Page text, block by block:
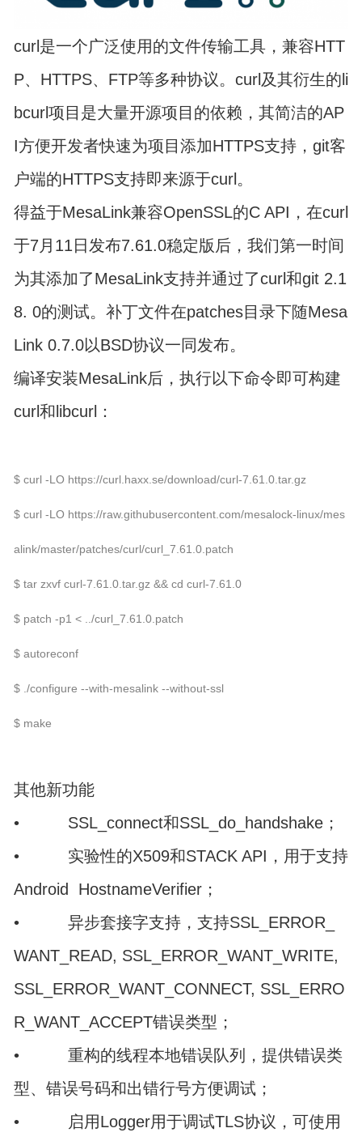
curl是一个广泛使用的文件传输工具，兼容HTT
P、HTTPS、FTP等多种协议。curl及其衍生的li
bcurl项目是大量开源项目的依赖，其简洁的AP
I方便开发者快速为项目添加HTTPS支持，git客
户端的HTTPS支持即来源于curl。
得益于MesaLink兼容OpenSSL的C API，在curl
于7月11日发布7.61.0稳定版后，我们第一时间
为其添加了MesaLink支持并通过了curl和git 2.1
8. 0的测试。补丁文件在patches目录下随Mesa
Link 0.7.0以BSD协议一同发布。
编译安装MesaLink后，执行以下命令即可构建
curl和libcurl：
$ curl -LO https://curl.haxx.se/download/curl-7.61.0.tar.gz
$ curl -LO https://raw.githubusercontent.com/mesalock-linux/mes
alink/master/patches/curl/curl_7.61.0.patch
$ tar zxvf curl-7.61.0.tar.gz && cd curl-7.61.0
$ patch -p1 < ../curl_7.61.0.patch
$ autoreconf
$ ./configure --with-mesalink --without-ssl
$ make
其他新功能
• SSL_connect和SSL_do_handshake；
• 实验性的X509和STACK API，用于支持
Android HostnameVerifier；
• 异步套接字支持，支持SSL_ERROR_
WANT_READ, SSL_ERROR_WANT_WRITE,
SSL_ERROR_WANT_CONNECT, SSL_ERRO
R_WANT_ACCEPT错误类型；
• 重构的线程本地错误队列，提供错误类
型、错误号码和出错行号方便调试；
• 启用Logger用于调试TLS协议，可使用